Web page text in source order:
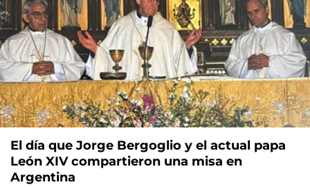
El día que Jorge Bergoglio y el actual papa
León XIV compartieron una misa en
Argentina